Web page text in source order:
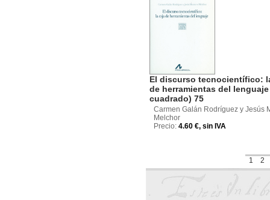
El discurso tecnocientífico:
de herramientas del lenguaje
cuadrado) 75
Carmen Galán Rodríguez y Jesús
Melchor
Precio: 4.60 €, sin IVA
1 2